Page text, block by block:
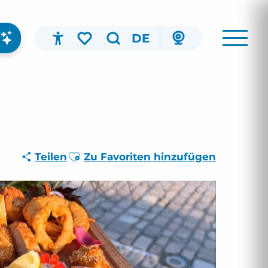
DE
Teilen Ajouter aux favoris
Zu Favoriten hinzufügen